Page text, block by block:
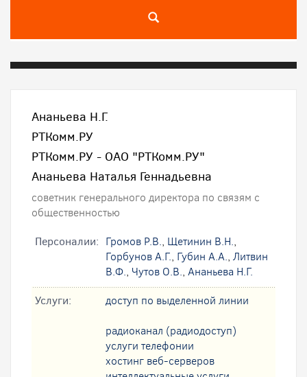
Ананьева Н.Г.
РТКомм.РУ
РТКомм.РУ - ОАО "РТКомм.РУ"
Ананьева Наталья Геннадьевна
советник генерального директора по связям с
общественностью
Персоналии: Громов Р.В., Щетинин В.Н.,
Горбунов А.Г., Губин А.А., Литвин
В.Ф., Чутов О.В., Ананьева Н.Г.
Услуги:
доступ по выделенной линии
радиоканал (радиодоступ)
услуги телефонии
хостинг веб-серверов